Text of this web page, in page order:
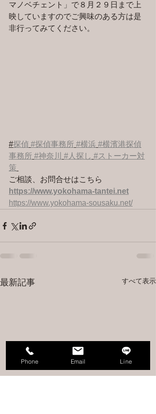
マノベチェント」で８月２９日まで上
映していますのでご興味のある方は是
非行ってみてください。
#探偵 #探偵事務所 #横浜 #横濱港探偵
事務所 #神奈川 #人探し #ストーカー対
策
ご相談、お問合せはこちら
https://www.yokohama-tantei.net
https://www.yokohama-sousaku.net/
最新記事 すべて表示
Phone Email Line